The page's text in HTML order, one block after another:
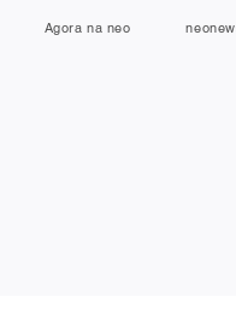
Agora na neo